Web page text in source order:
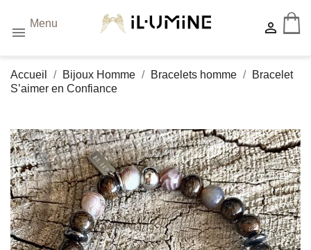

Menu 
Accueil Bijoux Homme Bracelets homme
Bracelet
S’aimer en Confiance